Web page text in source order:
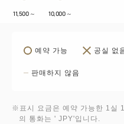
11,500 ～ 10,000 ～
예약 가능 공실 없
판매하지 않음
※표시 요금은 예약 가능한 1실
의 통화는 ' JPY'입니다.